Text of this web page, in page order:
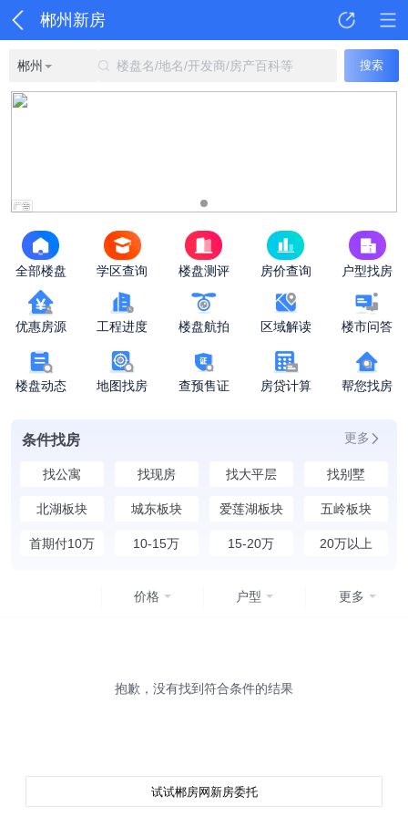
郴州新房
郴州 楼盘名/地名/开发商/房产百科等 搜索
全部楼盘 学区查询 楼盘测评 房价查询 户型找房
优惠房源 工程进度 楼盘航拍 区域解读 楼市问答
楼盘动态 地图找房 查预售证 房贷计算 帮您找房
条件找房 更多
找公寓 找现房 找大平层 找别墅
北湖板块 城东板块 爱莲湖板块 五岭板块
首期付10万 10-15万 15-20万 20万以上
价格 户型 更多
6500-7500元
抱歉，没有找到符合条件的结果
试试郴房网新房委托